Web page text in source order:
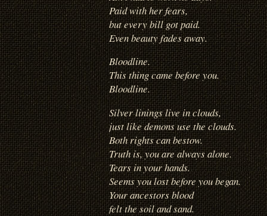
Paid with her fears,
but every bill got paid.
Even beauty fades away.
Bloodline.
This thing came before you.
Bloodline.
Silver linings live in clouds,
just like demons use the clouds.
Both rights can bestow.
Truth is, you are always alone.
Tears in your hands.
Seems you lost before you began.
Your ancestors blood
felt the soil and sand.